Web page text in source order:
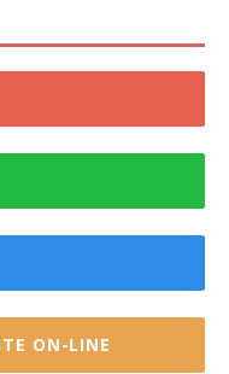
ON-LINE